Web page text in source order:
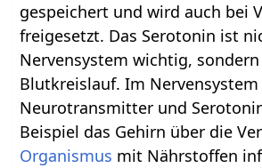
gespeichert und wird auch bei
freigesetzt. Das Serotonin ist
Nervensystem wichtig,
Blutkreislauf. Im
Neurotransmitter und
Beispiel das Gehirn über die
Organismus mit Nährstoffen